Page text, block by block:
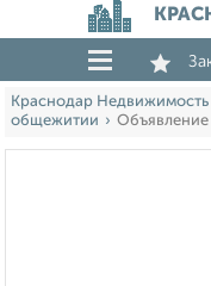
Краснодар Недвижимость
общежитии